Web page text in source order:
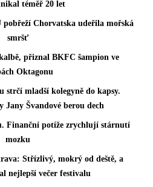
téměř 20 let
pobřeží Chorvatska udeřila mořská
smršť
přiznal BKFC šampion ve
Oktagonu
strčí mladší kolegyně do kapsy.
Švandové berou dech
Finanční potíže zrychlují stárnutí
mozku
Střízlivý, mokrý od deště, a
nejlepší večer festivalu